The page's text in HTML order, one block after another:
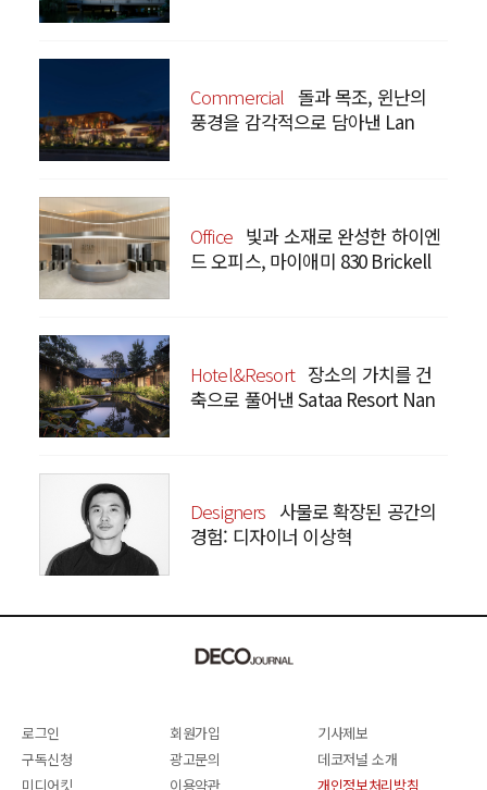
Commercial 돌과 목조, 윈난의
풍경을 감각적으로 담아낸 Lan
Office 빛과 소재로 완성한 하이엔
드 오피스, 마이애미 830 Brickell
Hotel&Resort 장소의 가치를 건
축으로 풀어낸 Sataa Resort Nan
Designers 사물로 확장된 공간의
경험: 디자이너 이상혁
로그인 회원가입
기사제보
구독신청
광고문의
데코저널 소개
미디어킷
이용약관 개인정보처리방침